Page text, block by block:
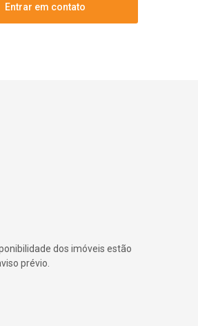
Entrar em contato
dos imóveis estão
prévio.